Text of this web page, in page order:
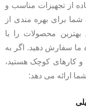
از تجهیزات مناسب و
شما برای بهره‌ مندی از
محصولات را با
سفارش دهید. اگر به
کارهای کوچک هستید،
ارائه می‌ دهد: